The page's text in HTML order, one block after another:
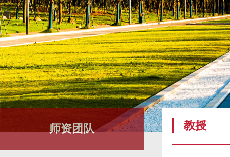
师资团队 教授